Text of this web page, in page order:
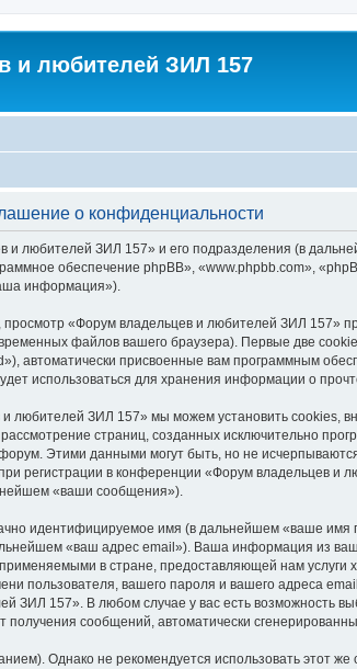
и любителей ЗИЛ 157
о конфиденциальности
и любителей ЗИЛ 157» и его подразделения (в
обеспечение phpBB», «www.phpbb.com»,
информация»).
«Форум владельцев и любителей ЗИЛ 157»
файлов вашего браузера). Первые две
автоматически присвоенные вам программным
использоваться для хранения информации о
любителей ЗИЛ 157» мы можем установить cookies,
рассмотрение страниц, созданных исключительно
Этими данными могут быть, но не
регистрации в конференции «Форум владельцев и
«ваши сообщения»).
идентифицируемое имя (в дальнейшем «ваше
«ваш адрес email»). Ваша информация из
в стране, предоставляющей нам
пользователя, вашего пароля и вашего адреса
ЗИЛ 157». В любом случае у вас есть возможность
получения сообщений, автоматически
Однако не рекомендуется использовать этот же